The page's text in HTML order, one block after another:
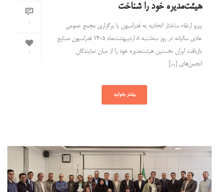
0
0
هیئت‌مدیره خود را شناخت
پیرو ارتقاء ساختار اتحادیه به فدراسیون با برگزاری مجمع عمومی
عادی سالیانه در روز سه‌شنبه ۸ اردیبهشت‌ماه ۱۴۰۵ فدراسیون صنایع
بازیافت ایران نخستین هیئت‌مدیره خود را از میان نمایندگان
انجمن‌های [...]
بیشتر بخوانید